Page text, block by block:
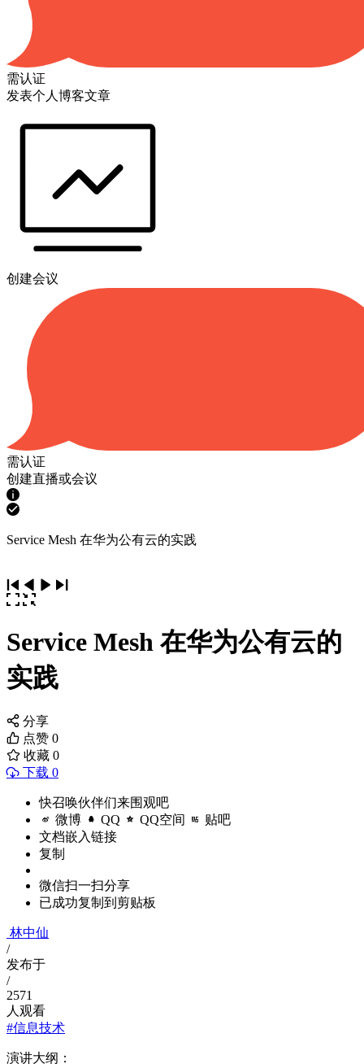
需认证
发表个人博客文章
创建会议
需认证
创建直播或会议
Service Mesh 在华为公有云的实践
Service Mesh 在华为公有云的
实践
分享
点赞 0
收藏 0
下载 0
快召唤伙伴们来围观吧
微博 QQ QQ空间 贴吧
文档嵌入链接
复制
微信扫一扫分享
已成功复制到剪贴板
林中仙
/
发布于
/
2571
人观看
#信息技术
演讲大纲：